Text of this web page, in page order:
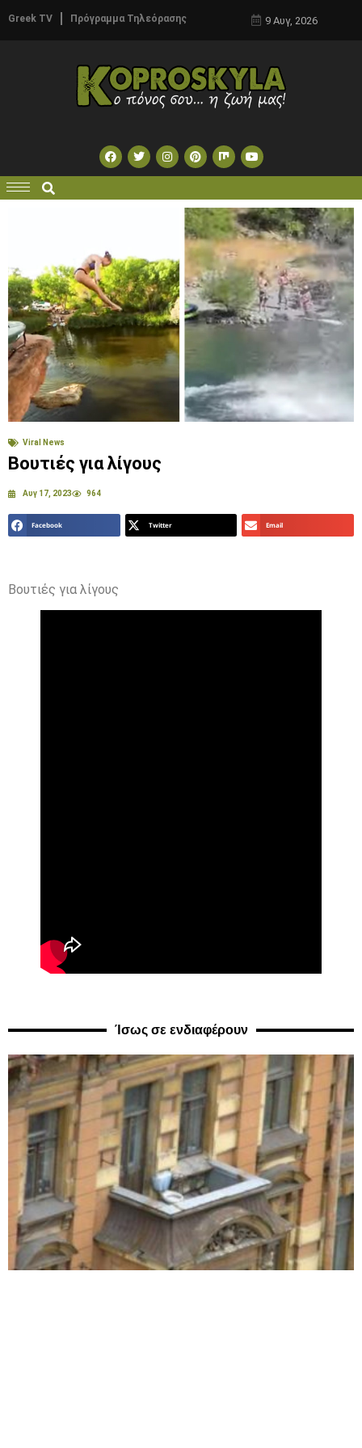
Greek TV Πρόγραμμα Τηλεόρασης 9 Αυγ, 2026
Viral News
Βουτιές για λίγους
Αυγ 17, 2023 964
Facebook Twitter Email
Βουτιές για λίγους
Ίσως σε ενδιαφέρουν